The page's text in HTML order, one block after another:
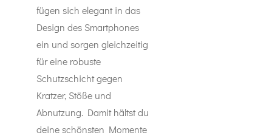
fügen sich elegant in das
Design des Smartphones
ein und sorgen gleichzeitig
für eine robuste
Schutzschicht gegen
Kratzer, Stöße und
Abnutzung. Damit hältst du
deine schönsten Momente